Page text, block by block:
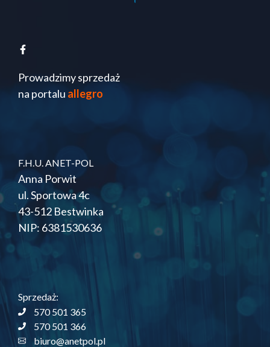
Prowadzimy sprzedaż
na portalu allegro
F.H.U. ANET-POL
Anna Porwit
ul. Sportowa 4c
43-512 Bestwinka
NIP: 6381530636
Sprzedaż:
570 501 365
570 501 366
biuro@anetpol.pl